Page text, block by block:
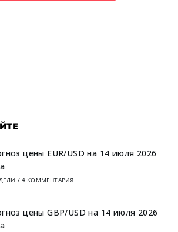
цены EUR/USD на 14 июля 2026
/ 4 КОММЕНТАРИЯ
цены GBP/USD на 14 июля 2026